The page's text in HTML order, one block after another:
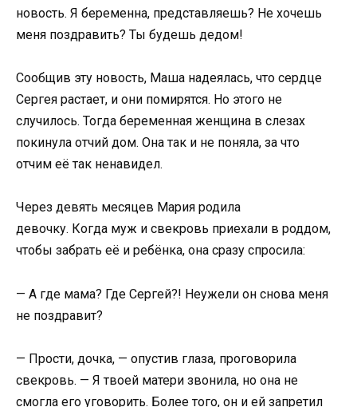
новость. Я беременна, представляешь? Не хочешь
меня поздравить? Ты будешь дедом!
Сообщив эту новость, Маша надеялась, что сердце
Сергея растает, и они помирятся. Но этого не
случилось. Тогда беременная женщина в слезах
покинула отчий дом. Она так и не поняла, за что
отчим её так ненавидел.
Через девять месяцев Мария родила
девочку. Когда муж и свекровь приехали в роддом,
чтобы забрать её и ребёнка, она сразу спросила:
— А где мама? Где Сергей?! Неужели он снова меня
не поздравит?
— Прости, дочка, — опустив глаза, проговорила
свекровь. — Я твоей матери звонила, но она не
смогла его уговорить. Более того, он и ей запретил